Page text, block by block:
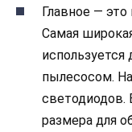
Главное —
Самая
используется
пылесосом.
светодиодов.
размера для